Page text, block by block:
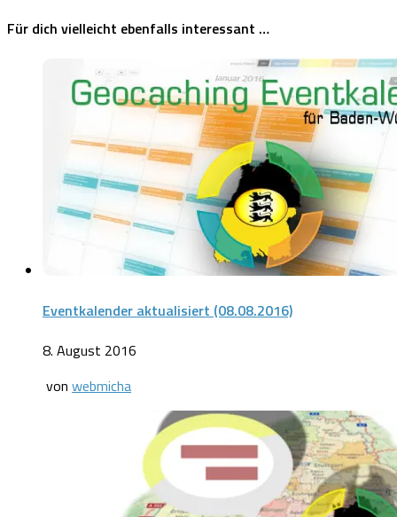
Für dich vielleicht ebenfalls interessant …
Eventkalender aktualisiert (08.08.2016)
8. August 2016
von webmicha